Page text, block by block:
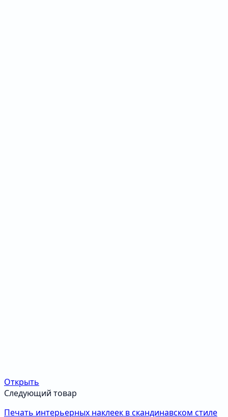
Открыть
Следующий товар
Печать интерьерных наклеек в скандинавском стиле